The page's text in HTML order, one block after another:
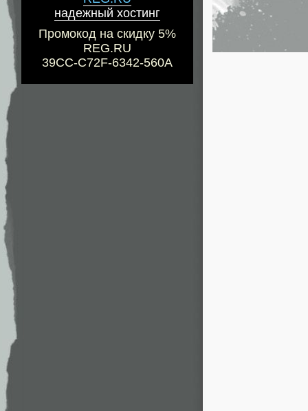
надежный хостинг
Промокод на скидку 5%
REG.RU
39CC-C72F-6342-560A